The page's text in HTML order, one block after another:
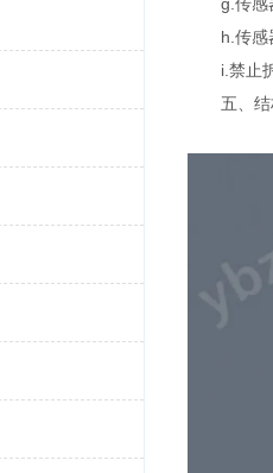
h.传感器
i.禁止拆
五、结